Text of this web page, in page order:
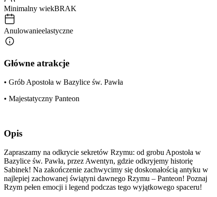
Minimalny wiekBRAK
Anulowanieelastyczne
Główne atrakcje
• Grób Apostoła w Bazylice św. Pawła
• Majestatyczny Panteon
Opis
Zapraszamy na odkrycie sekretów Rzymu: od grobu Apostoła w
Bazylice św. Pawła, przez Awentyn, gdzie odkryjemy historię
Sabinek! Na zakończenie zachwycimy się doskonałością antyku w
najlepiej zachowanej świątyni dawnego Rzymu – Panteon! Poznaj
Rzym pełen emocji i legend podczas tego wyjątkowego spaceru!